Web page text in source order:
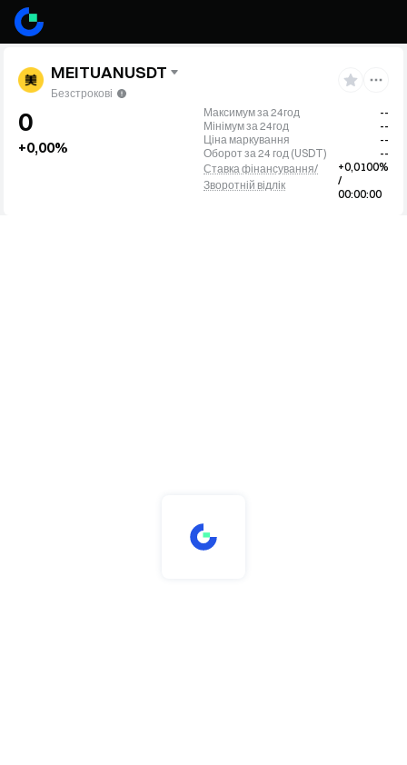
MEITUANUSDT
Безстрокові
0
+0,00%
Максимум за 24год
--
Мінімум за 24год
--
Ціна маркування
--
Оборот за 24 год (USDT)
--
Ставка фінансування/
Зворотній відлік
+0,0100%
/
00:00:00